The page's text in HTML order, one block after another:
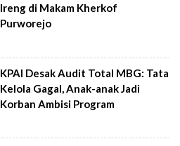
Ireng di Makam Kherkof
Purworejo
KPAI Desak Audit Total MBG: Tata
Kelola Gagal, Anak-anak Jadi
Korban Ambisi Program